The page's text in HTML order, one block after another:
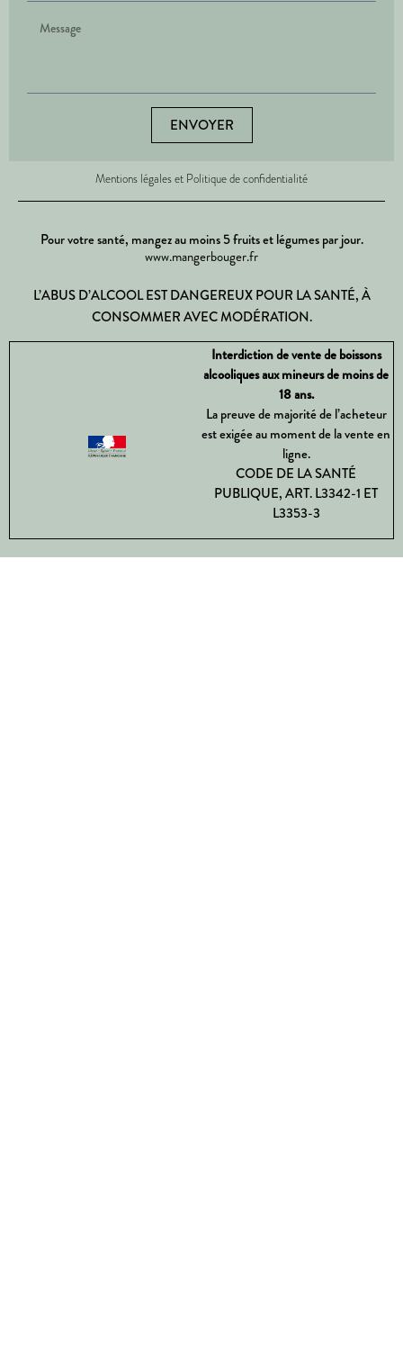
ENVOYER
Mentions légales et Politique de confidentialité
Pour votre santé, mangez au moins 5 fruits et légumes par jour.
www.mangerbouger.fr
L’ABUS D’ALCOOL EST DANGEREUX POUR LA SANTÉ, À
CONSOMMER AVEC MODÉRATION.
Interdiction de vente de boissons
alcooliques aux mineurs de moins de
18 ans.
La preuve de majorité de l’acheteur
est exigée au moment de la vente en
ligne.
CODE DE LA SANTÉ
PUBLIQUE, ART. L3342-1 ET
L3353-3